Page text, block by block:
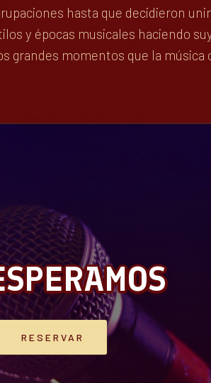
hasta que decidieron
y épocas musicales haciendo
grandes momentos que la
RESERVAR